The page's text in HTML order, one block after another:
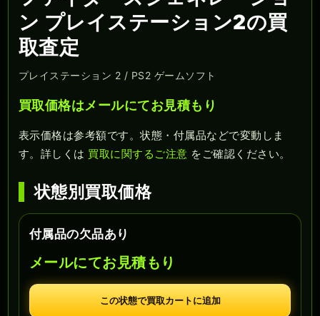
ン プレイステーション2の買
取査定
プレイステーション 2 / PS2 ゲームソフト
買取価格はメールにてお見積もり
表示価格は参考額です。状態・付属品などで変動しま
す。詳しくは 買取に関するご注意 をご確認ください。
状態別買取価格
付属品の欠品あり
メールにてお見積もり
この状態で買取カートに追加